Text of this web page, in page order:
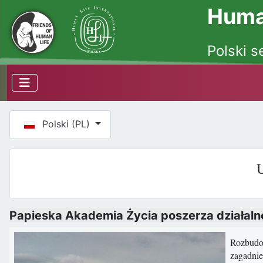
Polski
Wybierz swój język
Polski (PL)
Papieska Akademia Życia poszerza